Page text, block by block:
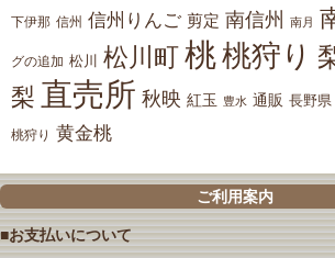
下伊那 信州 信州りんご 剪定 南信州 南月
グの追加 松川 松川町 桃桃狩り
梨 直売所 秋映 紅玉 豊水 通販 長野県
桃狩り 黄金桃
ご利用案内
■お支払いについて